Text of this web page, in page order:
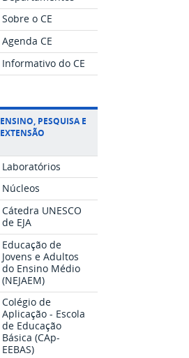
Sobre o CE
Agenda CE
Informativo do CE
ENSINO, PESQUISA E
EXTENSÃO
Laboratórios
Núcleos
Cátedra UNESCO
de EJA
Educação de
Jovens e Adultos
do Ensino Médio
(NEJAEM)
Colégio de
Aplicação - Escola
de Educação
Básica (CAp-
EEBAS)